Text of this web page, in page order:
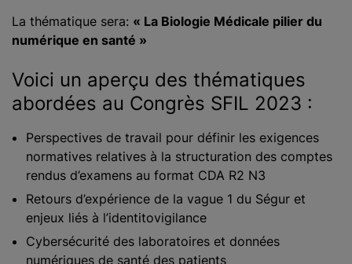
La thématique sera: « La Biologie Médicale pilier du
numérique en santé »
Voici un aperçu des thématiques
abordées au Congrès SFIL 2023 :
Perspectives de travail pour définir les exigences
normatives relatives à la structuration des comptes
rendus d’examens au format CDA R2 N3
Retours d’expérience de la vague 1 du Ségur et
enjeux liés à l’identitovigilance
Cybersécurité des laboratoires et données
numériques de santé des patients